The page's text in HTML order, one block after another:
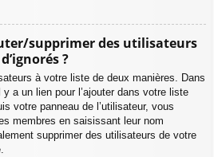
supprimer des utilisateurs
?
à votre liste de deux manières. Dans
a un lien pour l’ajouter dans votre liste
votre panneau de l’utilisateur, vous
membres en saisissant leur nom
supprimer des utilisateurs de votre